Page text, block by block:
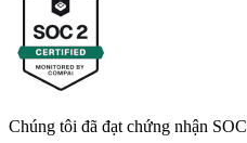
Chúng tôi đã đạt chứng nhận